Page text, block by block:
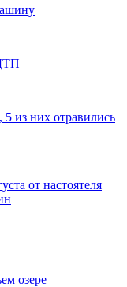
5 из них отравились
от настоятеля
озере